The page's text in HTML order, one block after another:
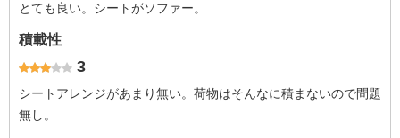
とても良い。シートがソファー。
積載性
3
シートアレンジがあまり無い。荷物はそんなに積まないので問題
無し。